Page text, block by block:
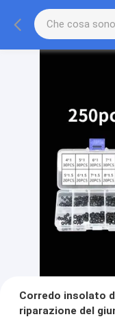
Corredo insolato
riparazione del